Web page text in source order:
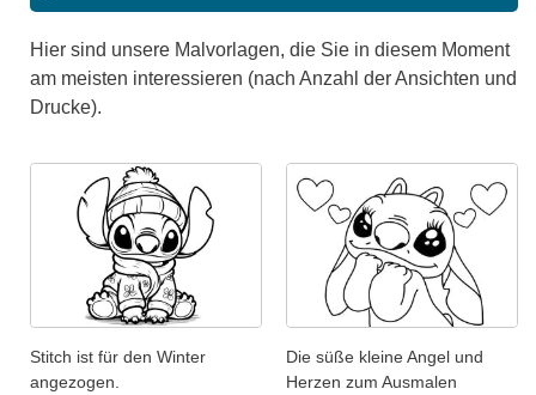
Hier sind unsere Malvorlagen, die Sie in diesem Moment
am meisten interessieren (nach Anzahl der Ansichten und
Drucke).
Stitch ist für den Winter
angezogen.
Die süße kleine Angel und
Herzen zum Ausmalen